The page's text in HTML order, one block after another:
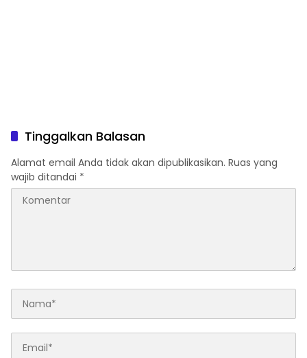
Tinggalkan Balasan
Alamat email Anda tidak akan dipublikasikan. Ruas yang
wajib ditandai *